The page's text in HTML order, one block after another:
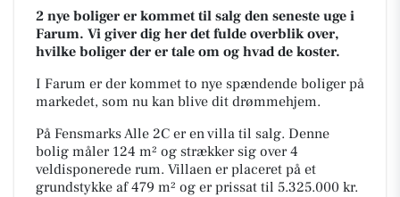
2 nye boliger er kommet til salg den seneste uge i
Farum. Vi giver dig her det fulde overblik over,
hvilke boliger der er tale om og hvad de koster.
I Farum er der kommet to nye spændende boliger på
markedet, som nu kan blive dit drømmehjem.
På Fensmarks Alle 2C er en villa til salg. Denne
bolig måler 124 m² og strækker sig over 4
veldisponerede rum. Villaen er placeret på et
grundstykke af 479 m² og er prissat til 5.325.000 kr.